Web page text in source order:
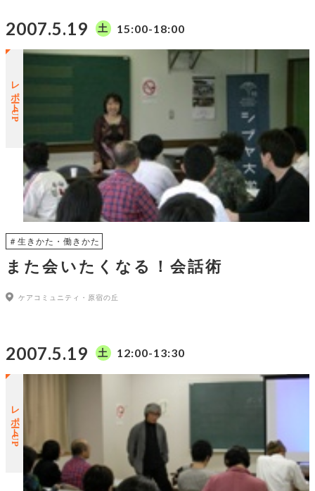
2007.5.19 土 15:00-18:00
レポートUP
＃生きかた・働きかた
また会いたくなる！会話術
ケアコミュニティ・原宿の丘
2007.5.19 土 12:00-13:30
レポートUP